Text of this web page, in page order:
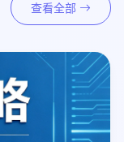
查看全部